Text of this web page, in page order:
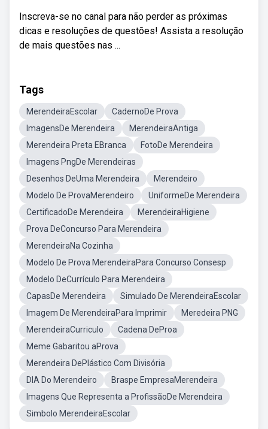
Inscreva-se no canal para não perder as próximas
dicas e resoluções de questões! Assista a resolução
de mais questões nas ...
Tags
MerendeiraEscolar
CadernoDe Prova
ImagensDe Merendeira
MerendeiraAntiga
Merendeira Preta EBranca
FotoDe Merendeira
Imagens PngDe Merendeiras
Desenhos DeUma Merendeira
Merendeiro
Modelo De ProvaMerendeiro
UniformeDe Merendeira
CertificadoDe Merendeira
MerendeiraHigiene
Prova DeConcurso Para Merendeira
MerendeiraNa Cozinha
Modelo De Prova MerendeiraPara Concurso Consesp
Modelo DeCurrículo Para Merendeira
CapasDe Merendeira
Simulado De MerendeiraEscolar
Imagem De MerendeiraPara Imprimir
Meredeira PNG
MerendeiraCurriculo
Cadena DeProa
Meme Gabaritou aProva
Merendeira DePlástico Com Divisória
DIA Do Merendeiro
Braspe EmpresaMerendeira
Imagens Que Representa a ProfissãoDe Merendeira
Simbolo MerendeiraEscolar